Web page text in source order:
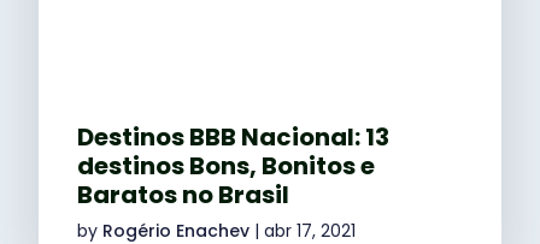
Destinos BBB Nacional: 13
destinos Bons, Bonitos e
Baratos no Brasil
by Rogério Enachev |abr 17, 2021